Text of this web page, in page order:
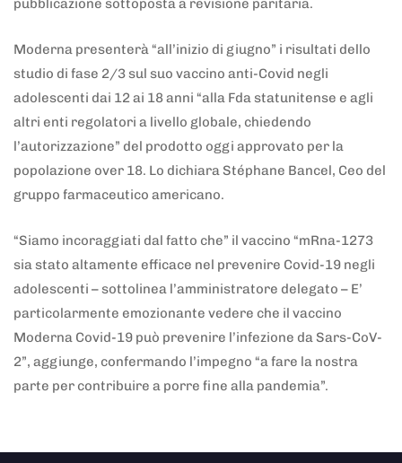
pubblicazione sottoposta a revisione paritaria.
Moderna presenterà “all’inizio di giugno” i risultati dello
studio di fase 2/3 sul suo vaccino anti-Covid negli
adolescenti dai 12 ai 18 anni “alla Fda statunitense e agli
altri enti regolatori a livello globale, chiedendo
l’autorizzazione” del prodotto oggi approvato per la
popolazione over 18. Lo dichiara Stéphane Bancel, Ceo del
gruppo farmaceutico americano.
“Siamo incoraggiati dal fatto che” il vaccino “mRna-1273
sia stato altamente efficace nel prevenire Covid-19 negli
adolescenti – sottolinea l’amministratore delegato – E’
particolarmente emozionante vedere che il vaccino
Moderna Covid-19 può prevenire l’infezione da Sars-CoV-
2”, aggiunge, confermando l’impegno “a fare la nostra
parte per contribuire a porre fine alla pandemia”.